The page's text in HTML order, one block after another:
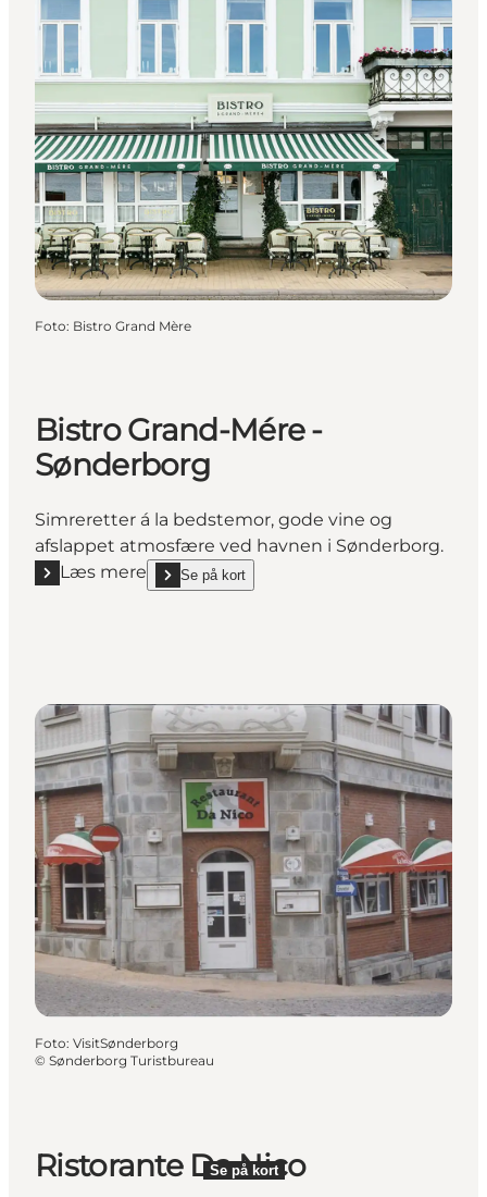
Foto: Bistro Grand Mère
Bistro Grand-Mére -
Sønderborg
Simreretter á la bedstemor, gode vine og
afslappet atmosfære ved havnen i Sønderborg.
Læs mere
Læs mere "Bistro Grand-Mére - Sønderborg"
Se på kort
show Bistro Grand-Mére - Sønderborg on_map
Foto: VisitSønderborg
© Sønderborg Turistbureau
Ristorante Da Nico
Se på kort